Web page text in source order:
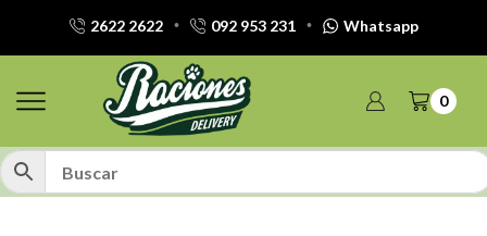
2622 2622 092 953 231 Whatsapp
0